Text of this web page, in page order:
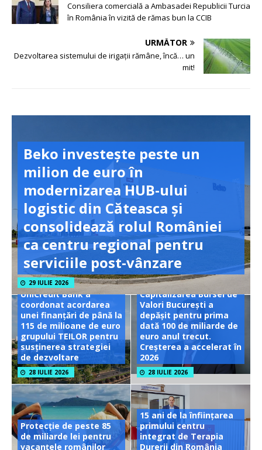
Consiliera comercială a Ambasadei Republicii Turcia
în România în vizită de rămas bun la CCIB
URMĂTOR
Dezvoltarea sistemului de irigații rămâne, încă… un
mit!
Beko investește peste un
milion de euro în
modernizarea HUB-ului
logistic din Căteasca și
consolidează rolul României
ca centru regional pentru
serviciile post-vânzare
29 IULIE 2026
UniCredit Bank a
coordonat acordarea
unei finanțări de până la
115 de milioane de euro
grupului TEILOR pentru
susținerea strategiei
de dezvoltare
28 IULIE 2026
Capitalizarea Bursei de
Valori București a
depășit pentru prima
dată 100 de miliarde de
euro anul trecut.
Creșterea a accelerat în
2026
28 IULIE 2026
Protecție de peste 85
de miliarde lei pentru
vacanțele românilor
15 ani de la înființarea
primului centru
integrat de Terapia
Durerii din România